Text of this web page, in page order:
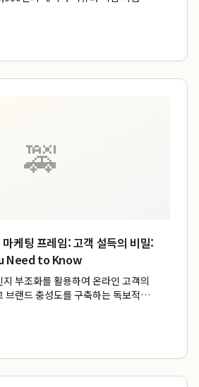
년을 맞이한 모어온은 방대한 고객
🚕
케팅 프레임: 고객 설득의 비밀:
Need to Know
부조화를 활용하여 온라인 고객의
브랜드 충성도를 구축하는 독보적인
지고 있으므로, 단순히 제품의 장점